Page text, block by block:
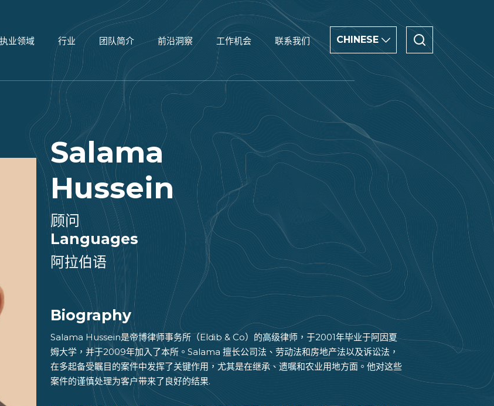
执业领域 行业 团队简介 前沿洞察 工作机会 联系我们 CHINESE
ENGLISH
CHINESE
Salama
Hussein
顾问
Languages
阿拉伯语
Biography
Salama Hussein是帝博律师事务所（Eldib & Co）的高级律师，于2001年毕业于阿因夏
姆大学，并于2009年加入了本所。Salama 擅长公司法、劳动法和房地产法以及诉讼法，
在多起备受瞩目的案件中发挥了关键作用，尤其是在继承、遗嘱和农业用地方面。他对这些
案件的谨慎处理为客户带来了良好的结果.